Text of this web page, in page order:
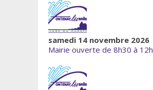
samedi 14 novembre 2026
Mairie ouverte de 8h30 à 12h